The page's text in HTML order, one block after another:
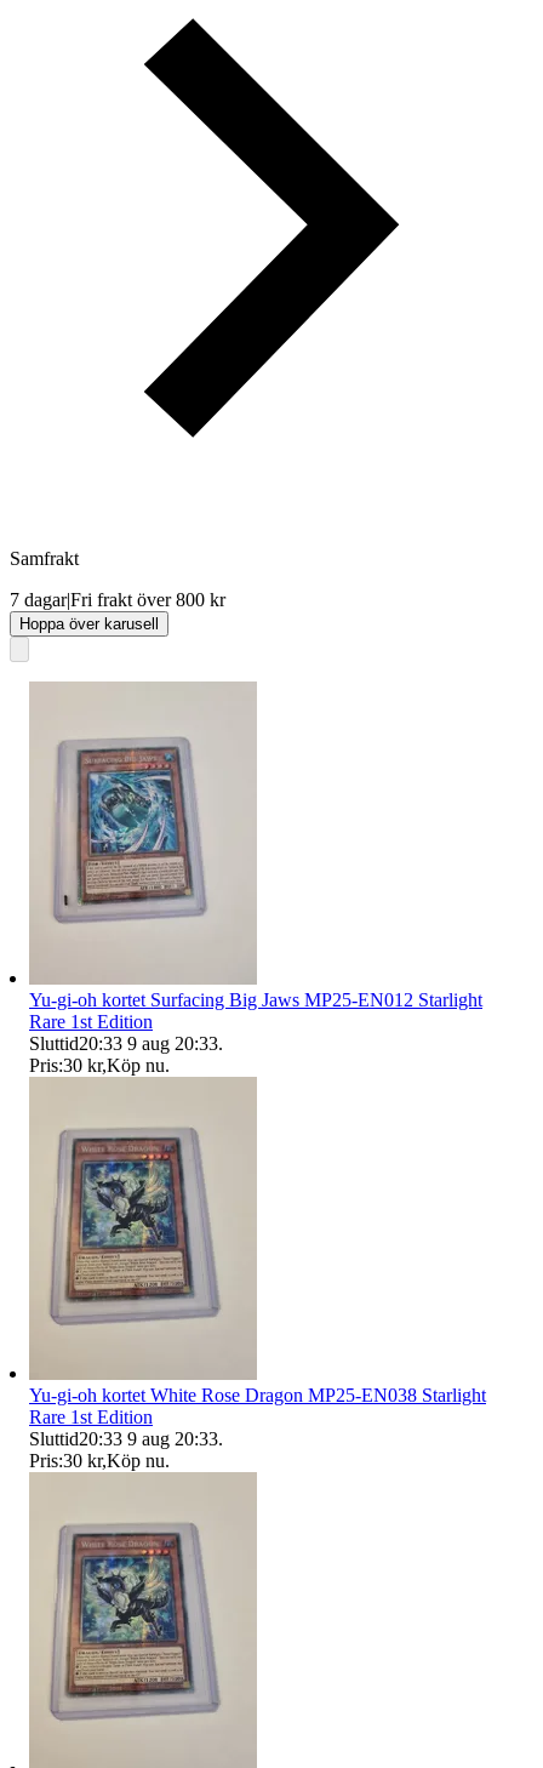
Samfrakt
7 dagar|Fri frakt över 800 kr
Hoppa över karusell
Yu-gi-oh kortet Surfacing Big Jaws MP25-EN012 Starlight
Rare 1st Edition
Sluttid20:33 9 aug 20:33.
Pris:30 kr,Köp nu.
Yu-gi-oh kortet White Rose Dragon MP25-EN038 Starlight
Rare 1st Edition
Sluttid20:33 9 aug 20:33.
Pris:30 kr,Köp nu.